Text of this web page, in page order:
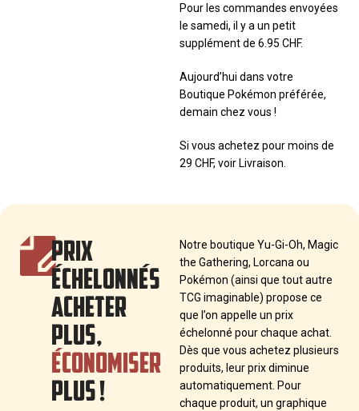
Pour les commandes envoyées
le samedi, il y a un petit
supplément de 6.95 CHF.
Aujourd’hui dans votre
Boutique Pokémon préférée,
demain chez vous !
Si vous achetez pour moins de
29 CHF, voir Livraison.
PRIX
ÉCHELONNÉS
ACHETER
PLUS,
ÉCONOMISER
PLUS !
Notre boutique Yu-Gi-Oh, Magic
the Gathering, Lorcana ou
Pokémon (ainsi que tout autre
TCG imaginable) propose ce
que l’on appelle un prix
échelonné pour chaque achat.
Dès que vous achetez plusieurs
produits, leur prix diminue
automatiquement. Pour
chaque produit, un graphique